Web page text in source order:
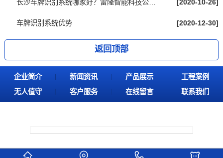
长沙车牌识别系统哪家好？雷隆智能科技公司... [2020-10-26]
车牌识别系统优势 [2020-12-30]
返回顶部
企业简介 新闻资讯 产品展示
工程案例
无人值守
客户服务 在线留言 联系我们